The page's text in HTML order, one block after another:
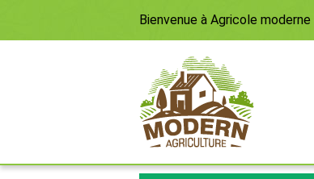
Bienvenue à Agricole moderne